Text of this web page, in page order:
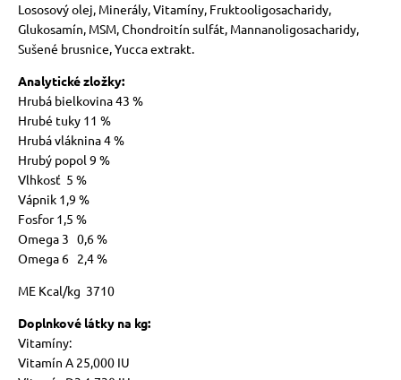
Lososový olej, Minerály, Vitamíny, Fruktooligosacharidy,
Glukosamín, MSM, Chondroitín sulfát, Mannanoligosacharidy,
Sušené brusnice, Yucca extrakt.
Analytické zložky:
Hrubá bielkovina 43 %
Hrubé tuky 11 %
Hrubá vláknina 4 %
Hrubý popol 9 %
Vlhkosť 5 %
Vápnik 1,9 %
Fosfor 1,5 %
Omega 3 0,6 %
Omega 6 2,4 %
ME Kcal/kg 3710
Doplnkové látky na kg:
Vitamíny:
Vitamín A 25,000 IU